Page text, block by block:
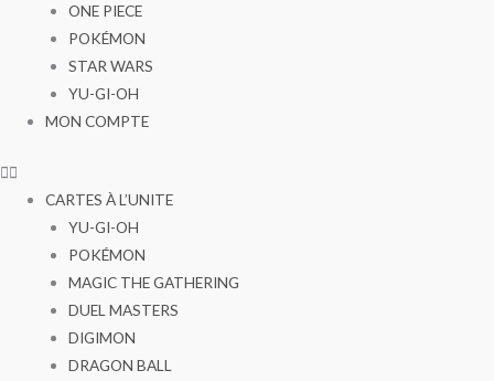
ONE PIECE
POKÉMON
STAR WARS
YU-GI-OH
MON COMPTE
CARTES À L’UNITE
YU-GI-OH
POKÉMON
MAGIC THE GATHERING
DUEL MASTERS
DIGIMON
DRAGON BALL